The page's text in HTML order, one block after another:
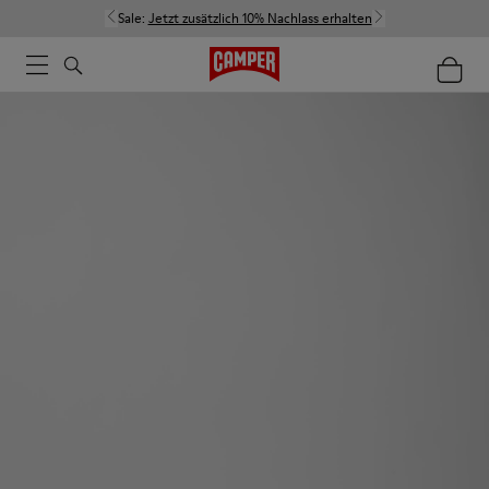
Sale: Jetzt zusätzlich 10% Nachlass erhalten